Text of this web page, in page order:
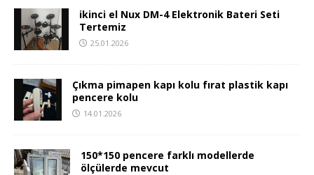
ikinci el Nux DM-4 Elektronik Bateri Seti
Tertemiz
25.01.2026
Çıkma pimapen kapı kolu fırat plastik kapı
pencere kolu
14.01.2026
150*150 pencere farklı modellerde
ölçülerde mevcut